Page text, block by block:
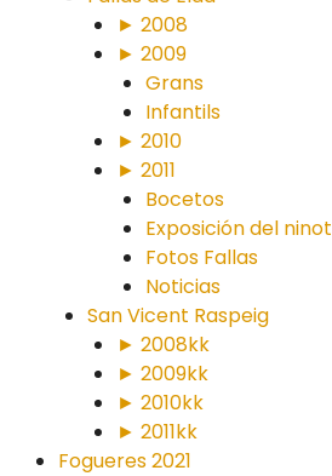
► 2008
► 2009
Grans
Infantils
► 2010
► 2011
Bocetos
Exposición del ninot
Fotos Fallas
Noticias
San Vicent Raspeig
► 2008kk
► 2009kk
► 2010kk
► 2011kk
Fogueres 2021